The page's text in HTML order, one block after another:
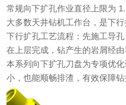
常规向下扩孔作业直径上限为
大多数天井钻机工作台，是下行
下行扩孔工艺流程：先施工导
在上层完成，钻产生的岩屑经由
本系列向下扩孔刀盘为专项优
小，也能顺畅排渣，有效保障钻